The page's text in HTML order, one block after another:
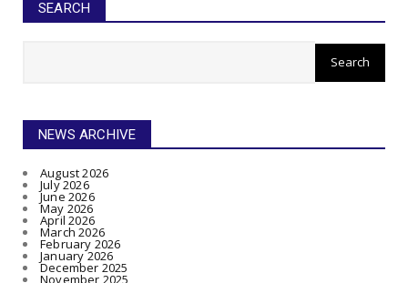
SEARCH
NEWS ARCHIVE
August 2026
July 2026
June 2026
May 2026
April 2026
March 2026
February 2026
January 2026
December 2025